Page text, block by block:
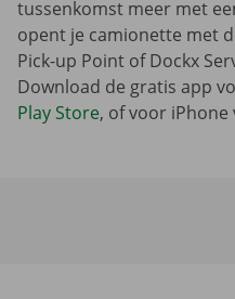
tussenkomst meer met
opent je camionette met
Pick-up Point of Dockx
Download de gratis app
Play Store, of voor iPhone